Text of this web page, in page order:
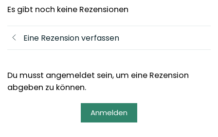
Es gibt noch keine Rezensionen
Eine Rezension verfassen
Du musst angemeldet sein, um eine Rezension
abgeben zu können.
Anmelden